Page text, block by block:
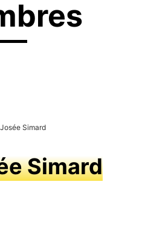
Simard
Simard